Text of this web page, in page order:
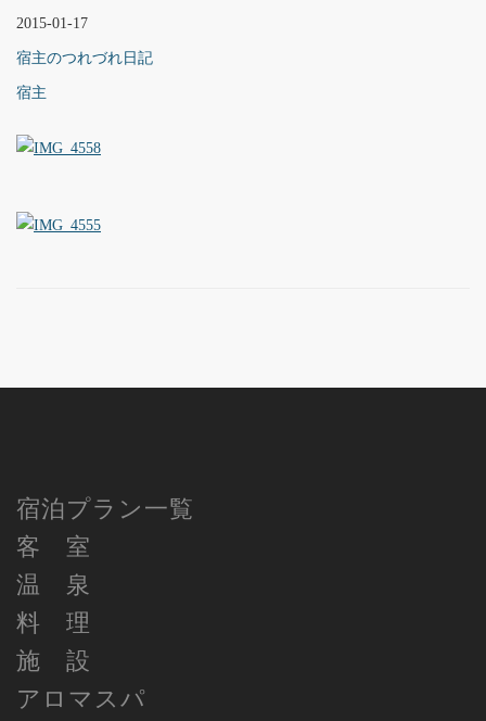
2015-01-17
宿主のつれづれ日記
宿主
宿泊プラン一覧
客 室
温 泉
料 理
施 設
アロマスパ